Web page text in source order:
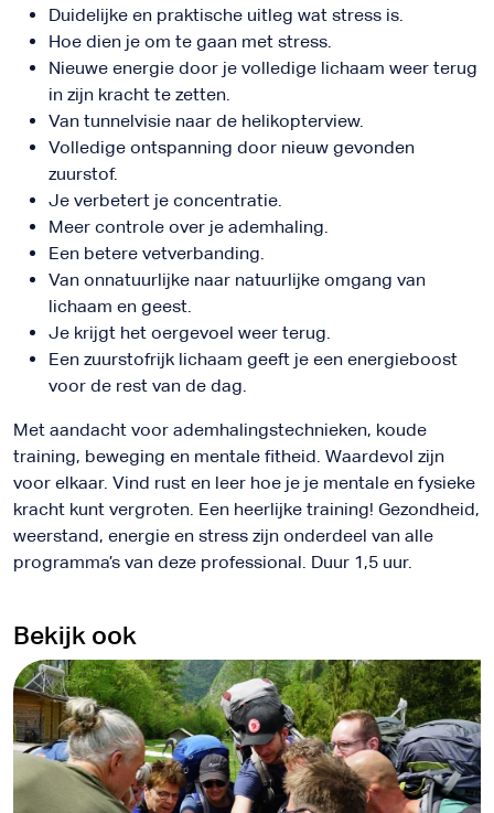
Duidelijke en praktische uitleg wat stress is.
Hoe dien je om te gaan met stress.
Nieuwe energie door je volledige lichaam weer terug
in zijn kracht te zetten.
Van tunnelvisie naar de helikopterview.
Volledige ontspanning door nieuw gevonden
zuurstof.
Je verbetert je concentratie.
Meer controle over je ademhaling.
Een betere vetverbanding.
Van onnatuurlijke naar natuurlijke omgang van
lichaam en geest.
Je krijgt het oergevoel weer terug.
Een zuurstofrijk lichaam geeft je een energieboost
voor de rest van de dag.
Met aandacht voor ademhalingstechnieken, koude
training, beweging en mentale fitheid. Waardevol zijn
voor elkaar. Vind rust en leer hoe je je mentale en fysieke
kracht kunt vergroten. Een heerlijke training! Gezondheid,
weerstand, energie en stress zijn onderdeel van alle
programma’s van deze professional. Duur 1,5 uur.
Bekijk ook